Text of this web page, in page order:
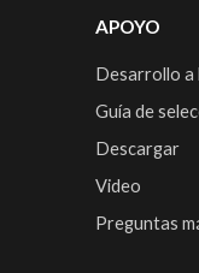
APOYO
Desarrollo a
Guía de
Descargar
Video
Preguntas